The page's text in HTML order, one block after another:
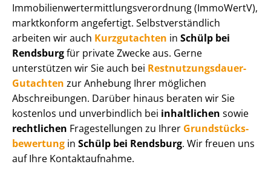
Im­mo­bi­li­en­wert­ermitt­lungs­ver­ord­nung (ImmoWertV),
marktkonform angefertigt. Selbst­ver­ständ­lich
arbeiten wir auch Kurzgutachten in Schülp bei
Rendsburgfür private Zwecke aus. Gerne
unterstützen wir Sie auch bei Rest­nut­zungs­dau­er-
Gutachten zur Anhebung Ihrer möglichen
Abschreibungen. Darüber hinaus beraten wir Sie
kostenlos und unverbindlich bei inhaltlichen sowie
rechtlichen Fragestellungen zu Ihrer Grund­stücks­
be­wer­tung in Schülp bei Rendsburg. Wir freuen uns
auf Ihre Kontaktaufnahme.